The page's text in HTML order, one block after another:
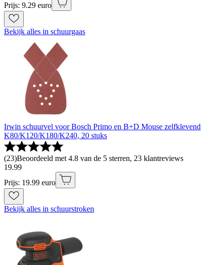
Prijs: 9.29 euro
Bekijk alles in schuurgaas
Irwin schuurvel voor Bosch Primo en B+D Mouse zelfklevend
K80/K120/K180/K240, 20 stuks
(23)Beoordeeld met 4.8 van de 5 sterren, 23 klantreviews
19.99
Prijs: 19.99 euro
Bekijk alles in schuurstroken